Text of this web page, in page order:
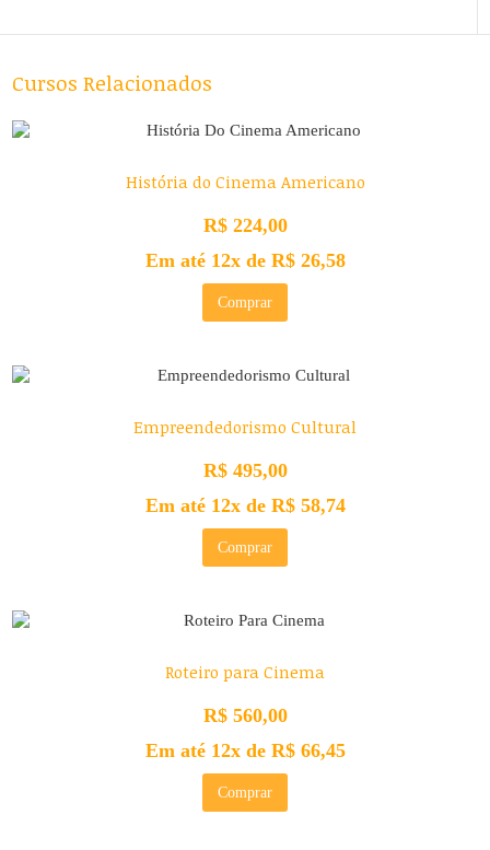
Cursos Relacionados
História do Cinema Americano
R$224,00
Em até 12x de R$26,58
Comprar
Empreendedorismo Cultural
R$495,00
Em até 12x de R$58,74
Comprar
Roteiro para Cinema
R$560,00
Em até 12x de R$66,45
Comprar